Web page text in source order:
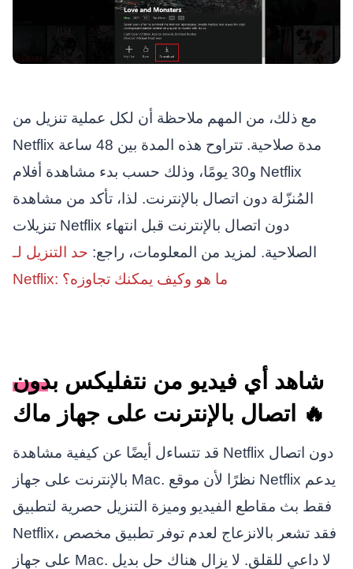
مع ذلك، من المهم ملاحظة أن لكل عملية تنزيل من
Netflix مدة صلاحية. تتراوح هذه المدة بين 48 ساعة
و30 يومًا، وذلك حسب بدء مشاهدة أفلام Netflix
المُنزّلة دون اتصال بالإنترنت. لذا، تأكد من مشاهدة
تنزيلات Netflix دون اتصال بالإنترنت قبل انتهاء
الصلاحية. لمزيد من المعلومات، راجع: حد التنزيل لـ
Netflix: ما هو وكيف يمكنك تجاوزه؟
شاهد أي فيديو من نتفليكس بدون
اتصال بالإنترنت على جهاز ماك 🔥
قد تتساءل أيضًا عن كيفية مشاهدة Netflix دون اتصال
بالإنترنت على جهاز Mac. نظرًا لأن موقع Netflix يدعم
فقط بث مقاطع الفيديو وميزة التنزيل حصرية لتطبيق
Netflix، فقد تشعر بالانزعاج لعدم توفر تطبيق مخصص
على جهاز Mac. لا داعي للقلق. لا يزال هناك حل بديل